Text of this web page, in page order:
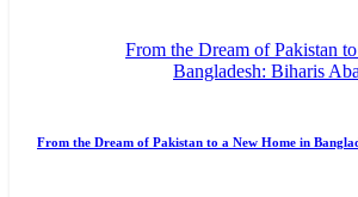
From the Dream of Pakistan to a New Home in